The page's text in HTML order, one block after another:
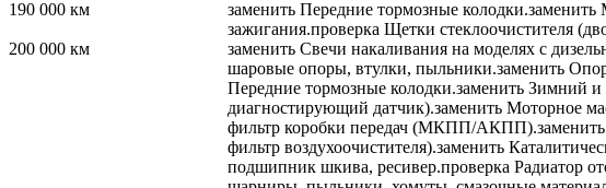
190 000 км заменить Передние тормозные колодки.заменить
зажигания.проверка Щетки стеклоочистителя
200 000 км заменить Свечи накаливания на моделях с
шаровые опоры, втулки, пыльники.заменить
Передние тормозные колодки.заменить Зимний и
диагностирующий датчик).заменить Моторное
фильтр коробки передач (МКПП/АКПП).заменить
фильтр воздухоочистителя).заменить
подшипник шкива, ресивер.проверка Радиатор